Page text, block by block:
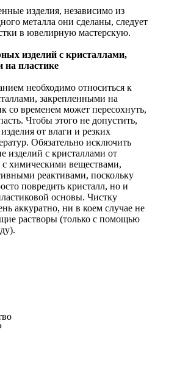
изделия, независимо из
металла они сделаны, следует
в ювелирную мастерскую.
изделий с кристаллами,
на пластике
необходимо относиться к
закрепленными на
со временем может пересохнуть,
Чтобы этого не допустить,
от влаги и резких
Обязательно исключить
изделий с кристаллами от
с химическими веществами,
реактивами, поскольку
повредить кристалл, но и
основы. Чистку
аккуратно, ни в коем случае не
растворы (только с помощью